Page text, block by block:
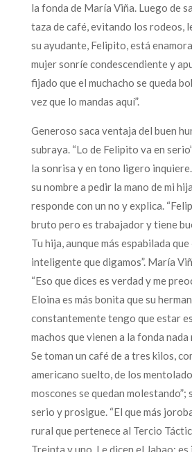
la fonda de María Viña. Luego de
taza de café, evitando los rodeos,
su ayudante, Felipito, está
mujer sonríe condescendiente y
fijado que el muchacho se queda
vez que lo mandas aquí”.
Generoso saca ventaja del buen
subraya. “Lo de Felipito va en
la sonrisa y en tono ligero inquiere.
su nombre a pedir la mano de mi
responde con un no y explica.
bruto pero es trabajador y tiene
Tu hija, aunque más espabilada
inteligente que digamos”. María
“Eso que dices es verdad y me
Eloina es más bonita que su
constantemente tengo que estar
machos que vienen a la fonda nada
Se toman un café de a tres kilos,
americano suelto, de los
moscones se quedan
serio y prosigue. “El que más
rural que pertenece al Tercio
Treinta y uno. Le dicen el Jabao;